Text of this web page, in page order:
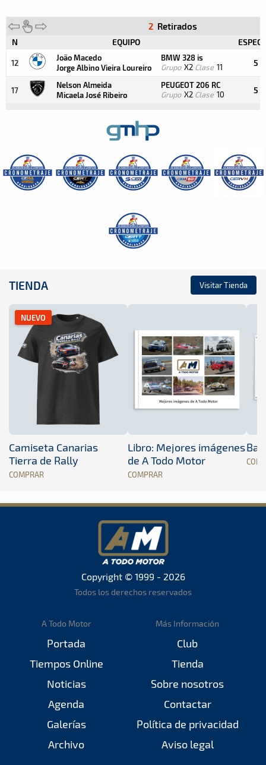
2 Retirados
N EQUIPO
12
João Macedo
Jorge Albino Vieira Loureiro
BMW 328 is
Grupo X2 Clase 11 5
17
Nelson Almeida
Micaela José Ribeiro
PEUGEOT 206 RC
Grupo X2 Clase 10 5
TIENDA Visitar Tienda
NUEVO
Camiseta Canarias
Tierra de Rally
COMPRAR
Libro: Mejores imágenes
de A Todo Motor
COMPRAR
Copyright © 1999 - 2026
Todos los derechos reservados
A Todo Motor
Portada
Tiempos Online
Noticias
Agenda
Galerías
Archivo
Más Información
Club
Tienda
Sobre nosotros
Contactar
Política de privacidad
Aviso legal